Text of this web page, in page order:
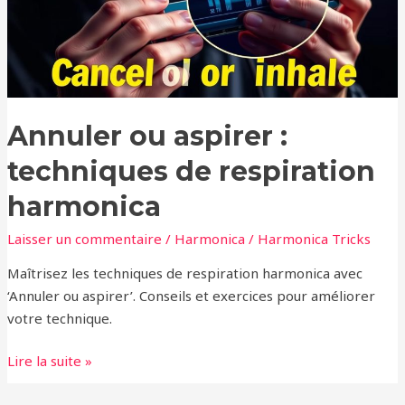
Annuler ou aspirer :
techniques de respiration
harmonica
Laisser un commentaire / Harmonica / Harmonica Tricks
Maîtrisez les techniques de respiration harmonica avec
‘Annuler ou aspirer’. Conseils et exercices pour améliorer
votre technique.
harmonica
Lire la suite »